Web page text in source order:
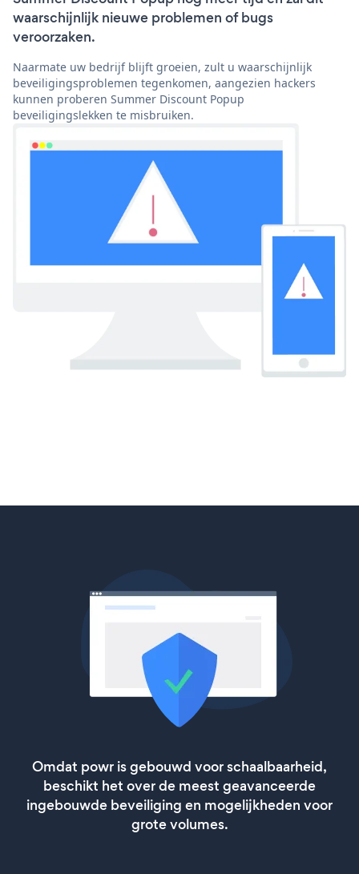
waarschijnlijk nieuwe problemen of bugs
veroorzaken.
Naarmate uw bedrijf blijft groeien, zult u waarschijnlijk
beveiligingsproblemen tegenkomen, aangezien hackers
kunnen proberen Summer Discount Popup
beveiligingslekken te misbruiken.
Omdat powr is gebouwd voor schaalbaarheid,
beschikt het over de meest geavanceerde
ingebouwde beveiliging en mogelijkheden voor
grote volumes.